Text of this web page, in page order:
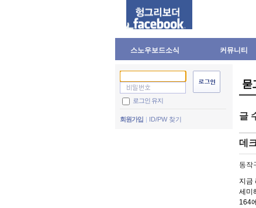
스노우보드소식 커뮤니티
로그인 유지
회원가입 ID/PW 찾기
묻
글
데
동작
지금
세미
164